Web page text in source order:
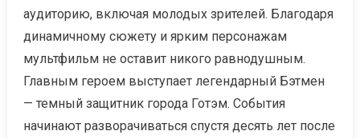
аудиторию, включая молодых зрителей. Благодаря
динамичному сюжету и ярким персонажам
мультфильм не оставит никого равнодушным.
Главным героем выступает легендарный Бэтмен
— темный защитник города Готэм. События
начинают разворачиваться спустя десять лет после